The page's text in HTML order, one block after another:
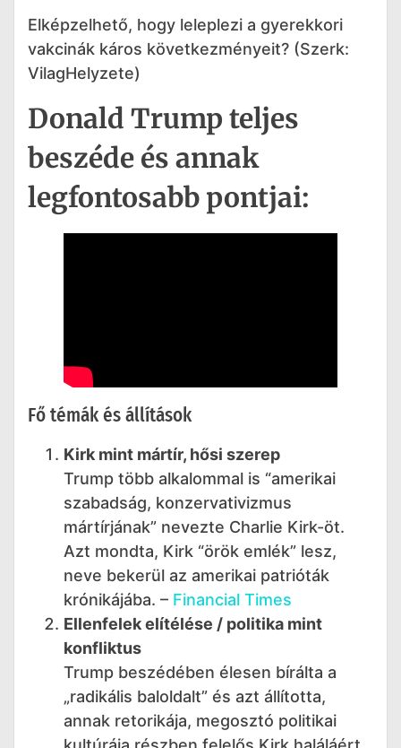
Elképzelhető, hogy leleplezi a gyerekkori
vakcinák káros következményeit? (Szerk:
VilagHelyzete)
Donald Trump teljes
beszéde és annak
legfontosabb pontjai:
Fő témák és állítások
Kirk mint mártír, hősi szerep
Trump több alkalommal is “amerikai
szabadság, konzervativizmus
mártírjának” nevezte Charlie Kirk-öt.
Azt mondta, Kirk “örök emlék” lesz,
neve bekerül az amerikai patrióták
krónikájába. – Financial Times
Ellenfelek elítélése / politika mint
konfliktus
Trump beszédében élesen bírálta a
„radikális baloldalt” és azt állította,
annak retorikája, megosztó politikai